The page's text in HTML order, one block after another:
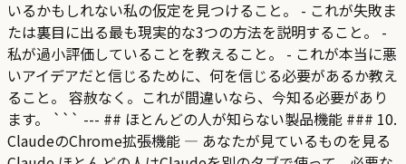
いるかもしれない私の仮定を見つけること。 - これが失敗ま
たは裏目に出る最も現実的な3つの方法を説明すること。 -
私が過小評価していることを教えること。 - これが本当に悪
いアイデアだと信じるために、何を信じる必要があるか教え
ること。 容赦なく。これが間違いなら、今知る必要があり
ます。 ``` --- ## ほとんどの人が知らない製品機能 ### 10.
ClaudeのChrome拡張機能 — あなたが見ているものを見る